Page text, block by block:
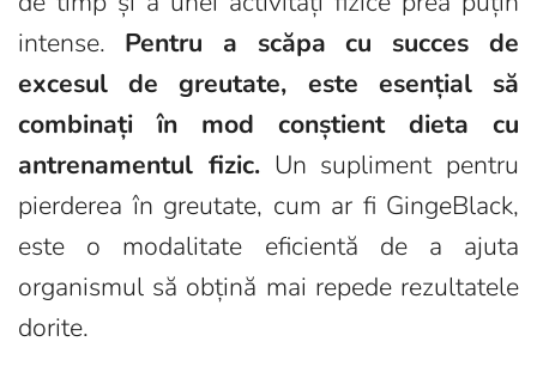
intense. Pentru a scăpa cu succes de
excesul de greutate, este esențial să
combinați în mod conștient dieta cu
antrenamentul fizic.Un supliment pentru
pierderea în greutate, cum ar fi GingeBlack,
este o modalitate eficientă de a ajuta
organismul să obțină mai repede rezultatele
dorite.